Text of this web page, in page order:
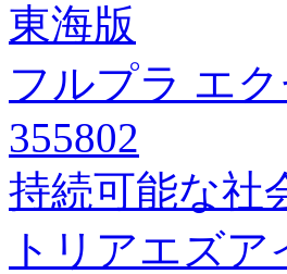
東海版
フルプラ エ
355802
持続可能な社
トリアエズア